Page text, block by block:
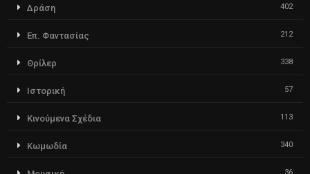
Δράση 402
Επ. Φαντασίας 212
Θρίλερ 338
Ιστορική 57
Κινούμενα Σχέδια 113
Κωμωδία 340
36